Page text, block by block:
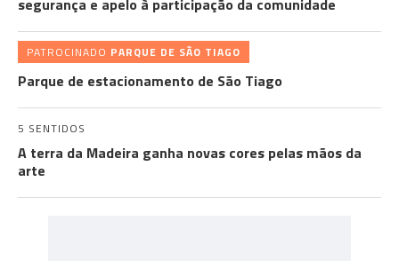
segurança e apelo à participação da comunidade
PATROCINADO PARQUE DE SÃO TIAGO
Parque de estacionamento de São Tiago
5 SENTIDOS
A terra da Madeira ganha novas cores pelas mãos da
arte